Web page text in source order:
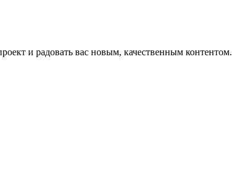
и радовать вас новым, качественным контентом.